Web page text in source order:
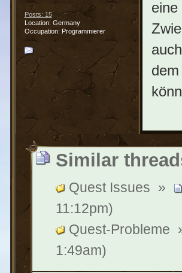
Posts: 15
Location: Germany
Occupation: Programmierer
Similar
Quest Issues »
11:12pm)
Quest-Probleme
1:49am)